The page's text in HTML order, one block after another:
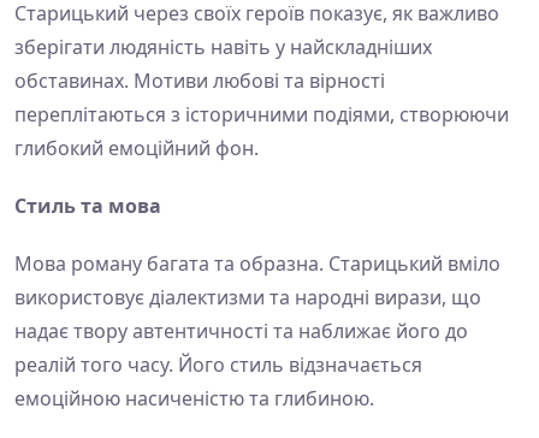
Старицький через своїх героїв показує, як важливо
зберігати людяність навіть у найскладніших
обставинах. Мотиви любові та вірності
переплітаються з історичними подіями, створюючи
глибокий емоційний фон.
Стиль та мова
Мова роману багата та образна. Старицький вміло
використовує діалектизми та народні вирази, що
надає твору автентичності та наближає його до
реалій того часу. Його стиль відзначається
емоційною насиченістю та глибиною.